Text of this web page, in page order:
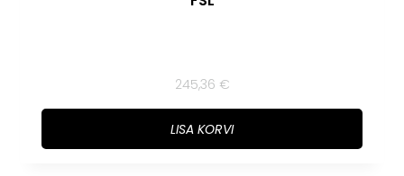
245,36 €
LISA KORVI